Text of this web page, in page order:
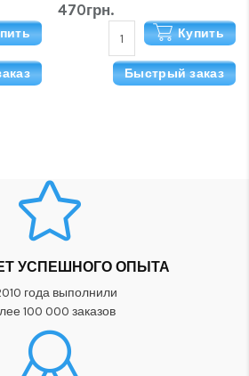
470грн.
Купить
Быстрый заказ
УСПЕШНОГО ОПЫТА
года выполнили
100 000 заказов